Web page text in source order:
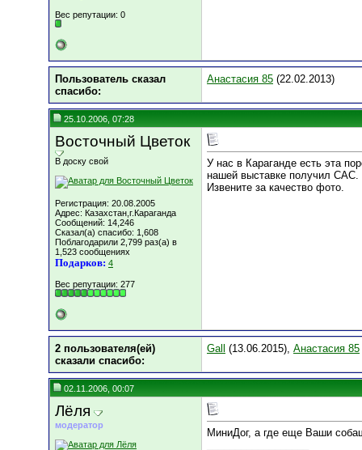
Вес репутации: 0
Пользователь сказал
cпасибо:
Анастасия 85 (22.02.2013)
25.10.2006, 07:28
Восточный Цветок
В доску свой
Регистрация: 20.08.2005
Адрес: Казахстан,г.Караганда
Сообщений: 14,246
Сказал(а) спасибо: 1,608
Поблагодарили 2,799 раз(а) в
1,523 сообщениях
Подарков: 4
Вес репутации: 277
У нас в Караганде есть эта
нашей выставке получил САС.
Извените за качество фото.
2 пользователя(ей)
сказали cпасибо:
Gall (13.06.2015), Анастасия 85
02.11.2006, 00:07
Лёля
модератор
МиниДог, а где еще Ваши